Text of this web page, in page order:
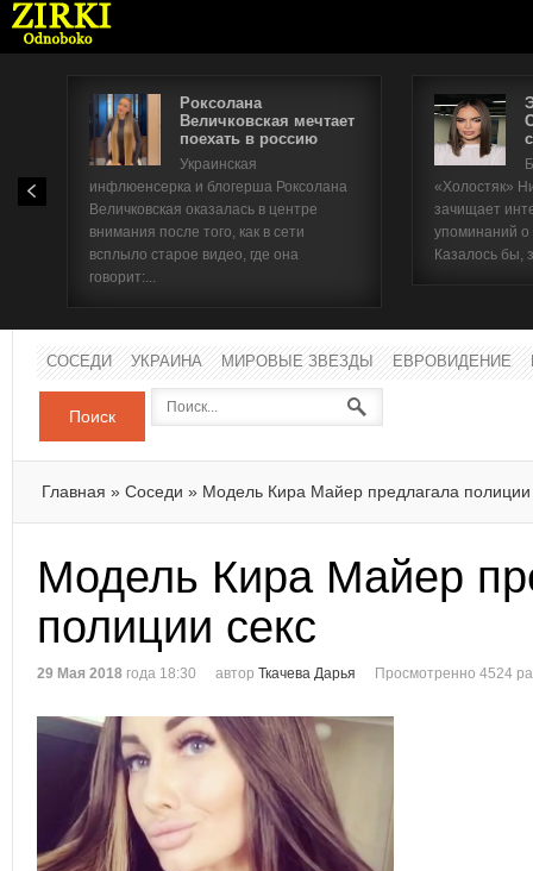
Роксолана
Величковская мечтает
поехать в россию
Украинская
инфлюенсерка и блогерша Роксолана
Величковская оказалась в центре
внимания после того, как в сети
всплыло старое видео, где она
говорит:...
«Холостяк»
зачищает
упоминаний
Казалось бы,
СОСЕДИ УКРАИНА МИРОВЫЕ ЗВЕЗДЫ ЕВРОВИДЕНИЕ
Поиск
Главная » Соседи » Модель Кира Майер предлагала полиции
Модель Кира Майер
полиции секс
29 Мая 2018 года 18:30 автор Ткачева Дарья Просмотренно 4524
Имя